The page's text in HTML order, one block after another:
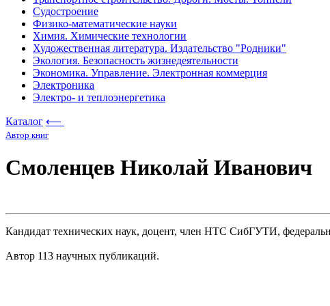
Судостроение
Физико-математические науки
Химия. Химические технологии
Художественная литература. Издательство "Родники"
Экология. Безопасность жизнедеятельности
Экономика. Управление. Электронная коммерция
Электроника
Электро- и теплоэнергетика
Каталог ⟵
Автор книг
Смоленцев Николай Иванович
Кандидат технических наук, доцент, член НТС СибГУТИ,
Автор 113 научных публикаций.